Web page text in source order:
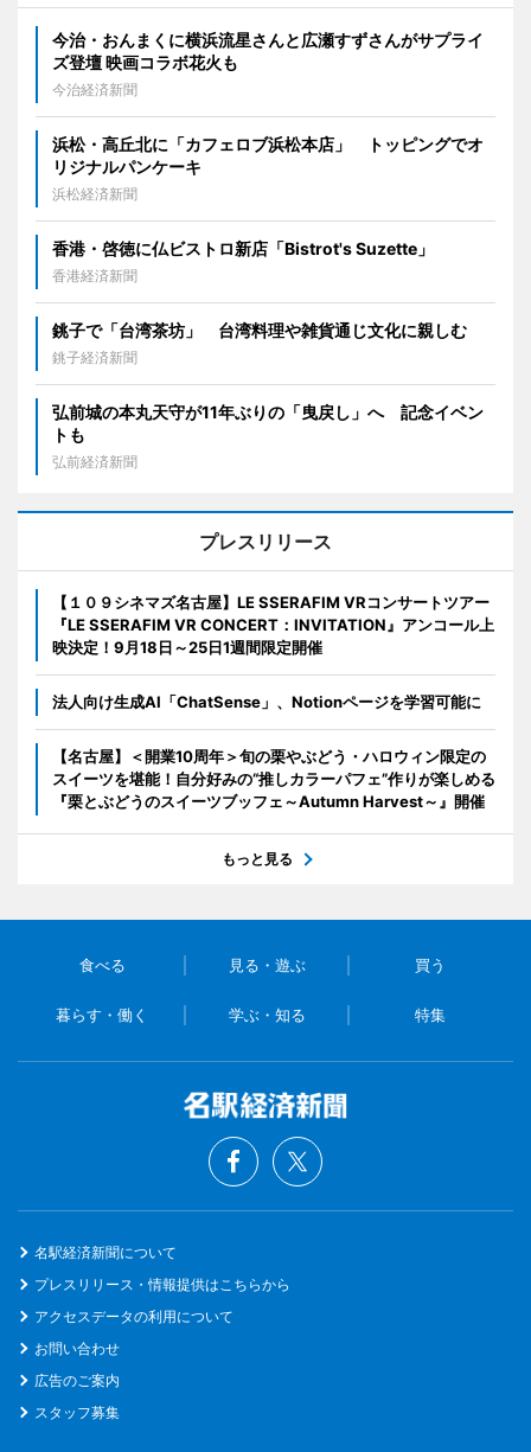
今治・おんまくに横浜流星さんと広瀬すずさんがサプライ
ズ登壇 映画コラボ花火も
今治経済新聞
浜松・高丘北に「カフェロブ浜松本店」 トッピングでオ
リジナルパンケーキ
浜松経済新聞
香港・啓徳に仏ビストロ新店「Bistrot's Suzette」
香港経済新聞
銚子で「台湾茶坊」 台湾料理や雑貨通じ文化に親しむ
銚子経済新聞
弘前城の本丸天守が11年ぶりの「曳戻し」へ 記念イベン
トも
弘前経済新聞
プレスリリース
【１０９シネマズ名古屋】LE SSERAFIM VRコンサートツアー
『LE SSERAFIM VR CONCERT：INVITATION』アンコール上
映決定！9月18日～25日1週間限定開催
法人向け生成AI「ChatSense」、Notionページを学習可能に
【名古屋】＜開業10周年＞旬の栗やぶどう・ハロウィン限定の
スイーツを堪能！自分好みの“推しカラーパフェ”作りが楽しめる
『栗とぶどうのスイーツブッフェ～Autumn Harvest～』開催
もっと見る
食べる 見る・遊ぶ 買う
暮らす・働く 学ぶ・知る 特集
名駅経済新聞について
プレスリリース・情報提供はこちらから
アクセスデータの利用について
お問い合わせ
広告のご案内
スタッフ募集